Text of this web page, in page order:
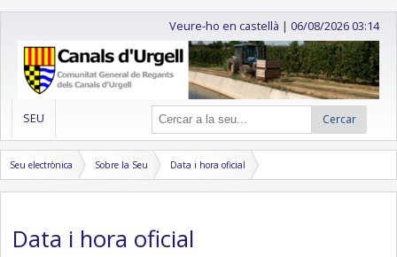
Veure-ho en castellà |06/08/2026 03:14
SEU Cercar
Seu electrònica Sobre la Seu Data i hora oficial
Data i hora oficial